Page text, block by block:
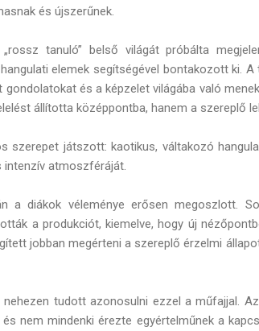
és újszerűnek.
tanuló” belső világát próbálta
elemek segítségével bontakozott ki.
és a képzelet világába való
állította középpontba, hanem a szereplő
szerepet játszott: kaotikus, váltakozó
atmoszféráját.
a diákok véleménye erősen megoszlott.
a produkciót, kiemelve, hogy új
jobban megérteni a szereplő érzelmi
nehezen tudott azonosulni ezzel a műfajjal.
nem mindenki érezte egyértelműnek a